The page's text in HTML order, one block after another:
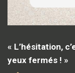
« L’hésitation,
yeux fermés ! »